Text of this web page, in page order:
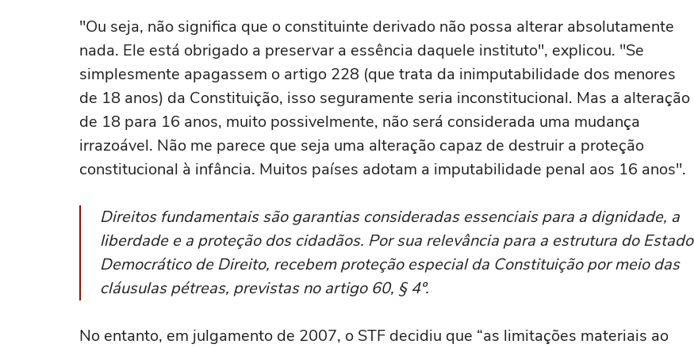
"Ou seja, não significa que o constituinte derivado não possa alterar absolutamente
nada. Ele está obrigado a preservar a essência daquele instituto", explicou. "Se
simplesmente apagassem o artigo 228 (que trata da inimputabilidade dos menores
de 18 anos) da Constituição, isso seguramente seria inconstitucional. Mas a alteração
de 18 para 16 anos, muito possivelmente, não será considerada uma mudança
irrazoável. Não me parece que seja uma alteração capaz de destruir a proteção
constitucional à infância. Muitos países adotam a imputabilidade penal aos 16 anos".
Direitos fundamentais são garantias consideradas essenciais para a dignidade, a
liberdade e a proteção dos cidadãos. Por sua relevância para a estrutura do Estado
Democrático de Direito, recebem proteção especial da Constituição por meio das
cláusulas pétreas, previstas no artigo 60, § 4º.
No entanto, em julgamento de 2007, o STF decidiu que “as limitações materiais ao